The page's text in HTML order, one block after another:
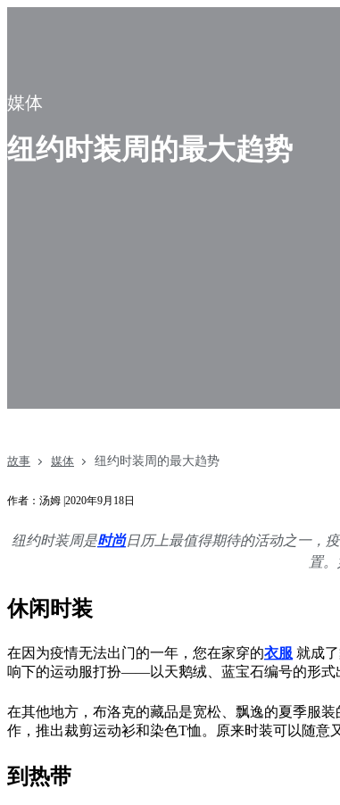
媒体
纽约时装周的最大趋势
故事 媒体 纽约时装周的最大趋势
作者：汤姆 |2020年9月18日
纽约时装周是时尚日历上最值得期待的活动之一，
置
休闲时装
在因为疫情无法出门的一年，您在家穿的衣服 就成
响下的运动服打扮——以天鹅绒、蓝宝石编号的形式
在其他地方，布洛克的藏品是宽松、飘逸的夏季服
作，推出裁剪运动衫和染色T恤。原来时装可以随意
到热带